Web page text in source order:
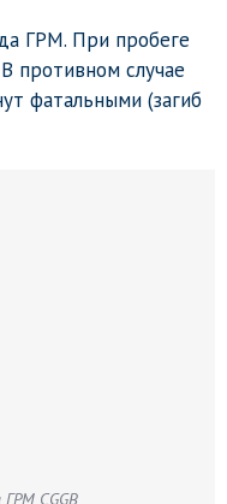
ГРМ. При пробеге
противном случае
фатальными (загиб
CGGB